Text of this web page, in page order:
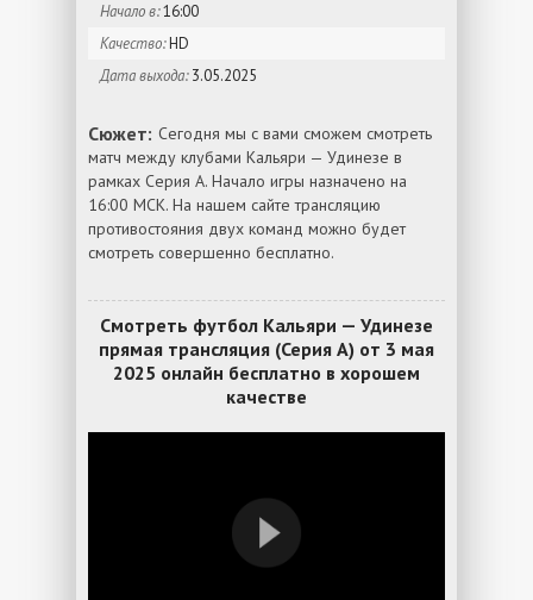
Начало в:16:00
Качество:HD
Дата выхода:3.05.2025
Сюжет: Сегодня мы с вами сможем смотреть
матч между клубами Кальяри — Удинезе в
рамках Серия А. Начало игры назначено на
16:00 МСК. На нашем сайте трансляцию
противостояния двух команд можно будет
смотреть совершенно бесплатно.
Смотреть футбол Кальяри — Удинезе
прямая трансляция (Серия А) от 3 мая
2025 онлайн бесплатно в хорошем
качестве